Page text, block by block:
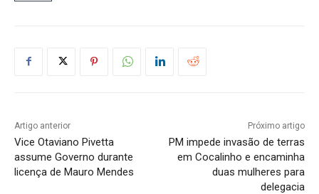
Artigo anterior
Vice Otaviano Pivetta
assume Governo durante
licença de Mauro Mendes
Próximo artigo
PM impede invasão de terras
em Cocalinho e encaminha
duas mulheres para
delegacia